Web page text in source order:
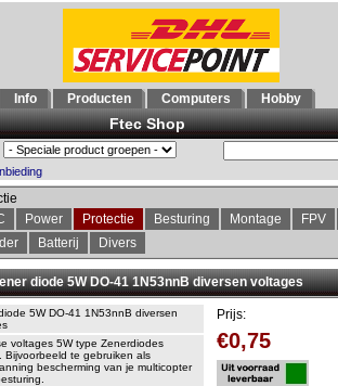
Info Producten Computers Hobby
Ftec Shop
Power Protectie Besturing Montage FPV
Batterij Divers
diode 5W DO-41 1N53nnB diversen voltages
5W DO-41 1N53nnB diversen
voltages 5W type Zenerdiodes
Bijvoorbeeld te gebruiken als
bescherming van je multicopter
Prijs:
€0,75